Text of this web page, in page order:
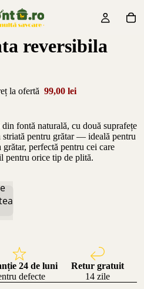
reversibila
la ofertă 99,00 lei
fontă naturală, cu două suprafețe
pentru grătar — ideală pentru
perfectă pentru cei care
pentru orice tip de plită.
24 de luni
defecte
Retur gratuit
14 zile